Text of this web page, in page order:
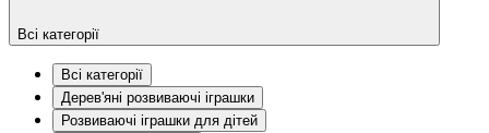
Всі категорії
Всі категорії
Дерев'яні розвиваючі іграшки
Розвиваючі іграшки для дітей